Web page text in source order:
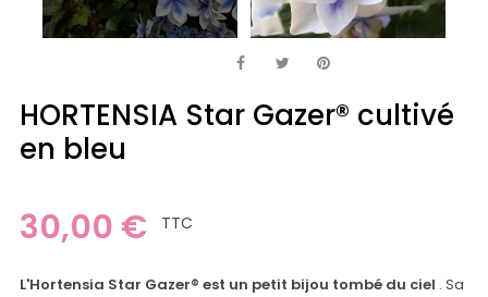
HORTENSIA Star Gazer® cultivé
en bleu
30,00 € TTC
L'Hortensia Star Gazer® est un petit bijou tombé du ciel . Sa